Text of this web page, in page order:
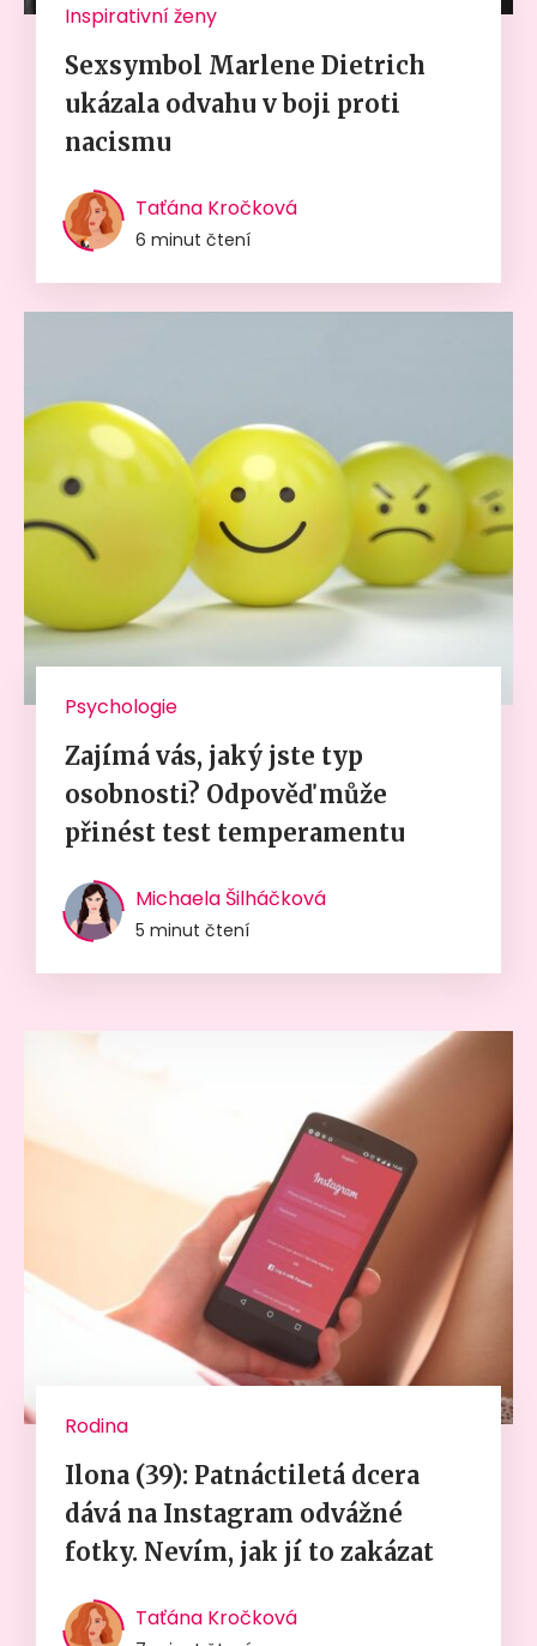
Inspirativní ženy
Sexsymbol Marlene Dietrich
ukázala odvahu v boji proti
nacismu
Taťána Kročková
6 minut čtení
Psychologie
Zajímá vás, jaký jste typ
osobnosti? Odpověď může
přinést test temperamentu
Michaela Šilháčková
5 minut čtení
Rodina
Ilona (39): Patnáctiletá dcera
dává na Instagram odvážné
fotky. Nevím, jak jí to zakázat
Taťána Kročková